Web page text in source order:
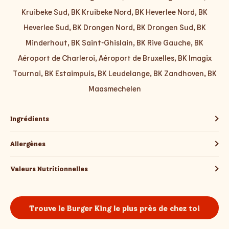
Kruibeke Sud, BK Kruibeke Nord, BK Heverlee Nord, BK
Heverlee Sud, BK Drongen Nord, BK Drongen Sud, BK
Minderhout, BK Saint-Ghislain, BK Rive Gauche, BK
Aéroport de Charleroi, Aéroport de Bruxelles, BK Imagix
Tournai, BK Estaimpuis, BK Leudelange, BK Zandhoven, BK
Maasmechelen
Ingrédients
Allergènes
Valeurs Nutritionnelles
Trouve le Burger King le plus près de chez toi